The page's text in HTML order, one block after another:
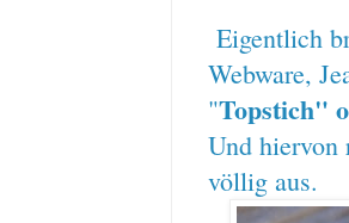
Eigentlich
Webware,
"Topstich"
Und hiervon
völlig aus.